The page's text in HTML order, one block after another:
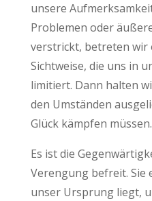
unsere
Problemen oder
verstrickt, betreten wir
Sichtweise, die uns in
limitiert. Dann halten
den Umständen
Glück kämpfen müssen.
Es ist die
Verengung befreit. Sie
unser Ursprung liegt,